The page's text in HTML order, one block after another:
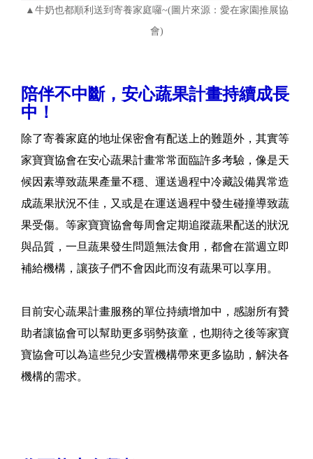
▲牛奶也都順利送到寄養家庭囉~(圖片來源：愛在家園推展協
會)
陪伴不中斷，安心蔬果計畫持續成長
中！
除了寄養家庭的地址保密會有配送上的難題外，其實等
家寶寶協會在安心蔬果計畫常常面臨許多考驗，像是天
候因素導致蔬果產量不穩、運送過程中冷藏設備異常造
成蔬果狀況不佳，又或是在運送過程中發生碰撞導致蔬
果受傷。等家寶寶協會每周會定期追蹤蔬果配送的狀況
與品質，一旦蔬果發生問題無法食用，都會在當週立即
補給機構，讓孩子們不會因此而沒有蔬果可以享用。
目前安心蔬果計畫服務的單位持續增加中，感謝所有贊
助者讓協會可以幫助更多弱勢孩童，也期待之後等家寶
寶協會可以為這些兒少安置機構帶來更多協助，解決各
機構的需求。